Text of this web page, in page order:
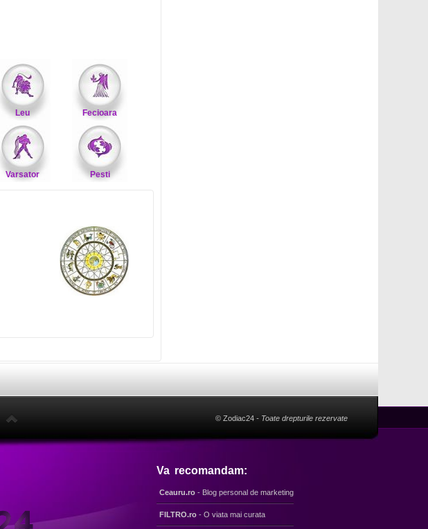
Leu Fecioara
Varsator Pesti
© Zodiac24 - Toate drepturile rezervate
Va recomandam:
Ceauru.ro - Blog personal de marketing
FILTRO.ro - O viata mai curata